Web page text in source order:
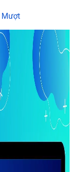
Mượt